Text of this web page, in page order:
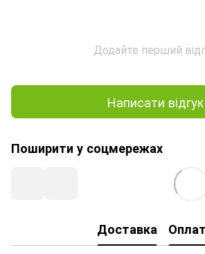
Додайте перший
Написати відгук
Поширити у соцмережах
Доставка